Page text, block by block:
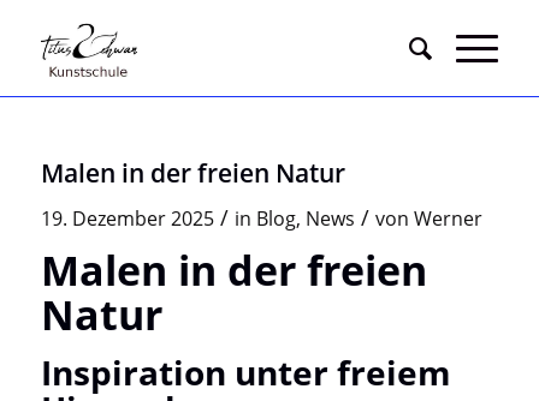
Malen in der freien Natur
19. Dezember 2025 / in Blog, News / von Werner
Malen in der freien
Natur
Inspiration unter freiem